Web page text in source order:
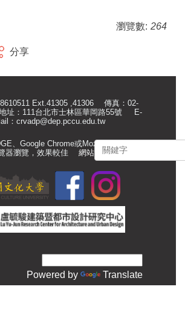
瀏覽數: 264
分享
Ext.41305 ,41306 傳真：02-
址：111台北市士林區華岡路55號
E-
： crvadp@dep.pccu.edu.tw
、Google Chrome或Mozilla Firefox等
器瀏覽，效果較佳 網站管理
Powered by Translate